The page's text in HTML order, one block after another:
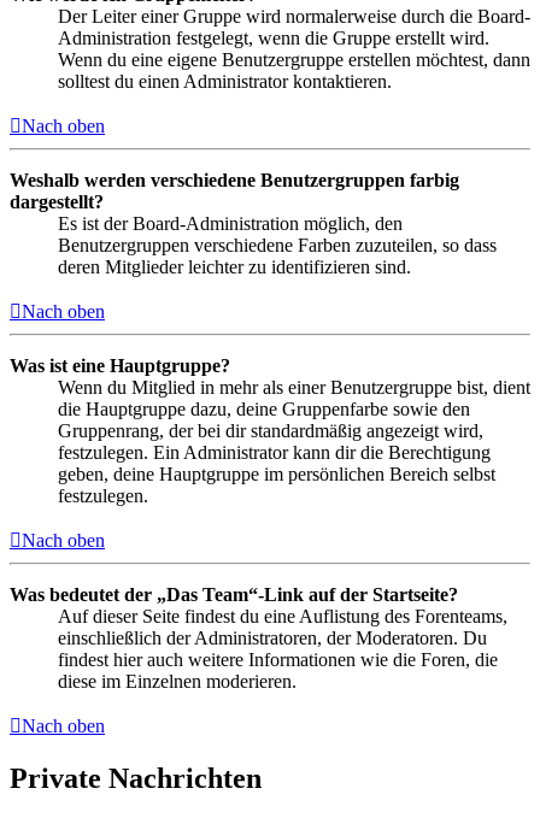
Der Leiter einer Gruppe wird normalerweise durch die Board-
Administration festgelegt, wenn die Gruppe erstellt wird.
Wenn du eine eigene Benutzergruppe erstellen möchtest, dann
solltest du einen Administrator kontaktieren.
Nach oben
Weshalb werden verschiedene Benutzergruppen farbig
dargestellt?
Es ist der Board-Administration möglich, den
Benutzergruppen verschiedene Farben zuzuteilen, so dass
deren Mitglieder leichter zu identifizieren sind.
Nach oben
Was ist eine Hauptgruppe?
Wenn du Mitglied in mehr als einer Benutzergruppe bist, dient
die Hauptgruppe dazu, deine Gruppenfarbe sowie den
Gruppenrang, der bei dir standardmäßig angezeigt wird,
festzulegen. Ein Administrator kann dir die Berechtigung
geben, deine Hauptgruppe im persönlichen Bereich selbst
festzulegen.
Nach oben
Was bedeutet der „Das Team“-Link auf der Startseite?
Auf dieser Seite findest du eine Auflistung des Forenteams,
einschließlich der Administratoren, der Moderatoren. Du
findest hier auch weitere Informationen wie die Foren, die
diese im Einzelnen moderieren.
Nach oben
Private Nachrichten